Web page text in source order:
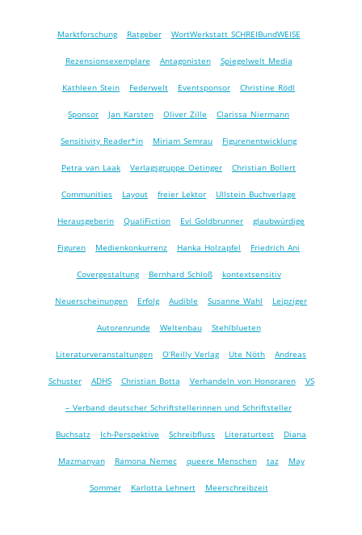
Marktforschung Ratgeber WortWerkstatt SCHREIBundWEISE
Rezensionsexemplare Antagonisten Spiegelwelt Media
Kathleen Stein Federwelt Eventsponsor Christine Rödl
Sponsor Jan Karsten Oliver Zille Clarissa Niermann
Sensitivity Reader*in Miriam Semrau Figurenentwicklung
Petra van Laak Verlagsgruppe Oetinger Christian Bollert
Communities Layout freier Lektor Ullstein Buchverlage
Herausgeberin QualiFiction Evi Goldbrunner glaubwürdige
Figuren Medienkonkurrenz Hanka Holzapfel Friedrich Ani
Covergestaltung Bernhard Schloß kontextsensitiv
Neuerscheinungen Erfolg Audible Susanne Wahl Leipziger
Autorenrunde Weltenbau Stehlblueten
Literaturveranstaltungen O’Reilly Verlag Ute Nöth Andreas
Schuster ADHS Christian Botta Verhandeln von Honoraren VS
– Verband deutscher Schriftstellerinnen und Schriftsteller
Buchsatz Ich-Perspektive Schreibfluss Literaturtest Diana
Mazmanyan Ramona Nemec queere Menschen taz May
Sommer Karlotta Lehnert Meerschreibzeit